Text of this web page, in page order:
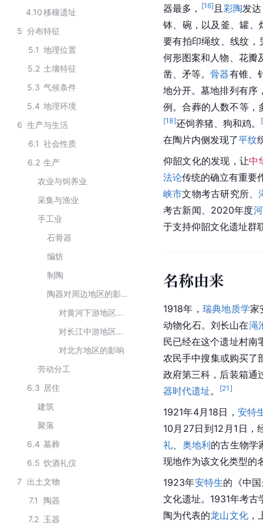
4.10移穰遗址
5 分布特征
5.1 地理位置
5.2 土壤特征
5.3 气候条件
5.4 地理环境
6 生产与生活
6.1 社会性质
6.2 生产
农业与饲养业
采集与渔业
手工业
石骨器
编纺
制陶
陶器对周边地区的影响
对黄河下游地区的影响
对长江中游地区的影响
对北方地区的影响
劳动分工
6.3 居住
建筑
聚落
6.4 墓葬
6.5 饮酒礼仪
7
出土文物
7.1
陶器
7.2 玉器
器最多， [16] 且 彩陶发
钵、碗，以及釜、罐
要有拍印绳纹、线纹，
何形图案和人物、花瓣
凿、矛等。骨器有锥、
地分开。墓地排列有序
例。合葬的人数不等，
[18]还饲养猪、狗和鸡。 [
在陶片内侧发现了平纹
仰韶文化的发现，让中
法论传统的确立有重要
峡市文物考古研究所、
考古新闻、2020年度
于支持仰韶文化遗址群
名称由来
1918年， 瑞典地质学家
动物化石。刘长山在渑
民已经在这个遗址村南
农民手中搜集或购买了
政府第三科，后装箱通
器时代遗址。 [21 ]
1921年4月18日， 安特
10月27日到12月1日，
礼
奥地利的古生物学
现地作为该文化类型的
1923年安特生的《中
文化遗址。1931年考古
陶为代表的龙山文化，